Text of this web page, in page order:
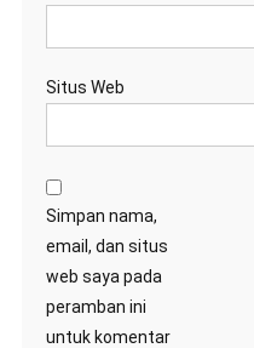
Situs Web
Simpan nama,
email, dan situs
web saya pada
peramban ini
untuk komentar